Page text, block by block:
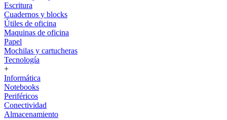
Escritura
Cuadernos y blocks
Útiles de oficina
Maquinas de oficina
Papel
Mochilas y cartucheras
Tecnología
+
Informática
Notebooks
Periféricos
Conectividad
Almacenamiento